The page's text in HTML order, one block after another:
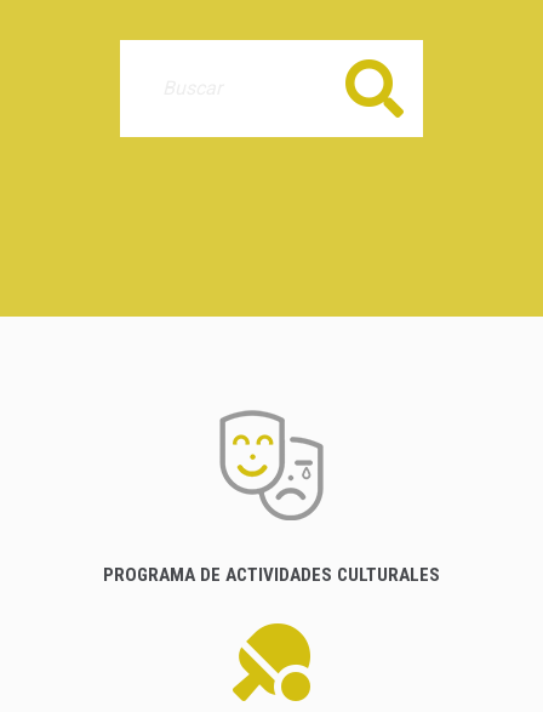
Buscar
PROGRAMA DE ACTIVIDADES CULTURALES